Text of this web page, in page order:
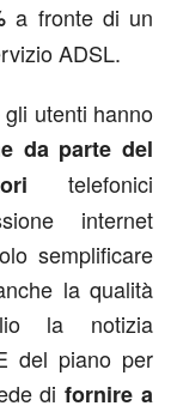
a fronte di un
ADSL.
utenti hanno
da parte del
telefonici
internet
semplificare
la qualità
la notizia
del piano per
di fornire a